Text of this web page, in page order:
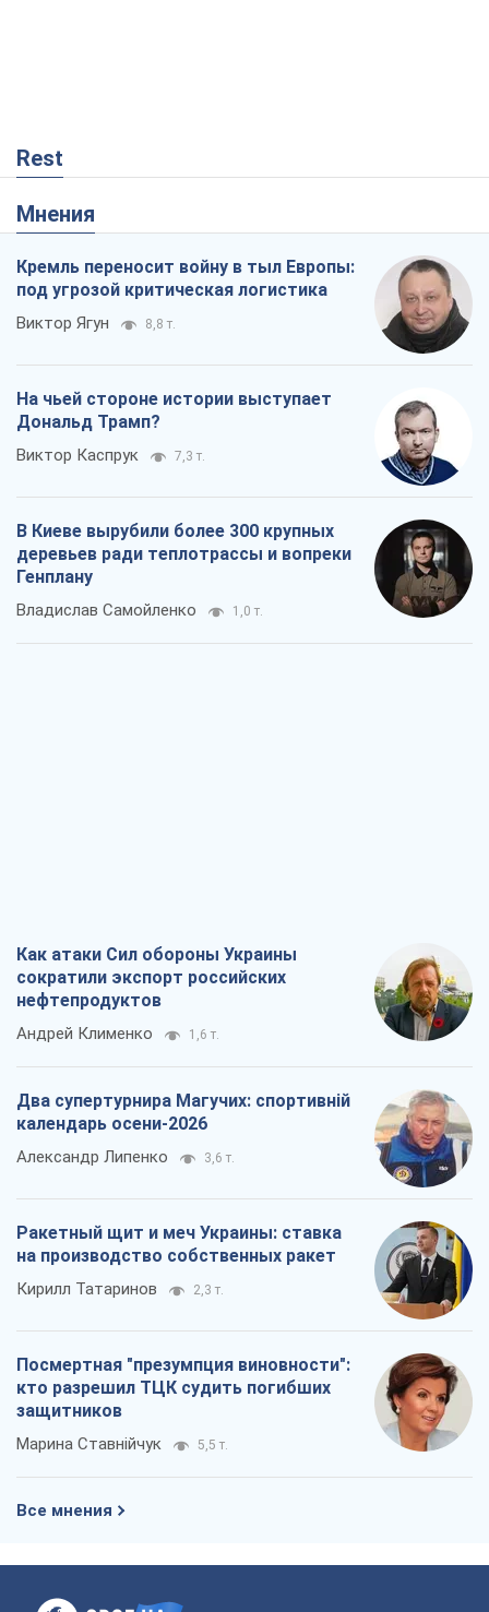
Rest
Мнения
Кремль переносит войну в тыл Европы:
под угрозой критическая логистика
Виктор Ягун 8,8 т.
На чьей стороне истории выступает
Дональд Трамп?
Виктор Каспрук 7,3 т.
В Киеве вырубили более 300 крупных
деревьев ради теплотрассы и вопреки
Генплану
Владислав Самойленко 1,0 т.
Как атаки Сил обороны Украины
сократили экспорт российских
нефтепродуктов
Андрей Клименко 1,6 т.
Два супертурнира Магучих: спортивній
календарь осени-2026
Александр Липенко 3,6 т.
Ракетный щит и меч Украины: ставка
на производство собственных ракет
Кирилл Татаринов 2,3 т.
Посмертная "презумпция виновности":
кто разрешил ТЦК судить погибших
защитников
Марина Ставнійчук 5,5 т.
Все мнения